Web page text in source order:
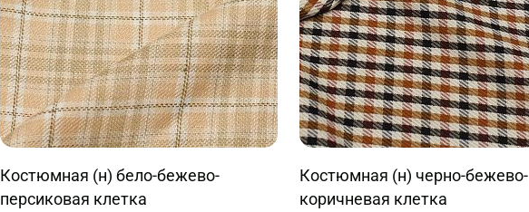
Костюмная (н) бело-бежево-
персиковая клетка
Костюмная (н) черно-бежево-
коричневая клетка